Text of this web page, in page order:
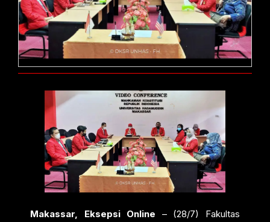
Makassar, Eksepsi Online – (28/7) Fakultas